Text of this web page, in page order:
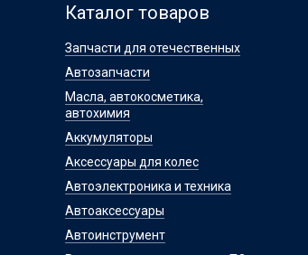
Каталог товаров
Запчасти для отечественных
Автозапчасти
Масла, автокосметика,
автохимия
Аккумуляторы
Аксессуары для колес
Автоэлектроника и техника
Автоаксессуары
Автоинструмент